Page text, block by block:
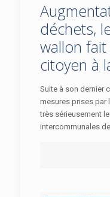
déchets,
wallon
citoyen à
Suite à son dernier
mesures prises par
très sérieusement
intercommunales